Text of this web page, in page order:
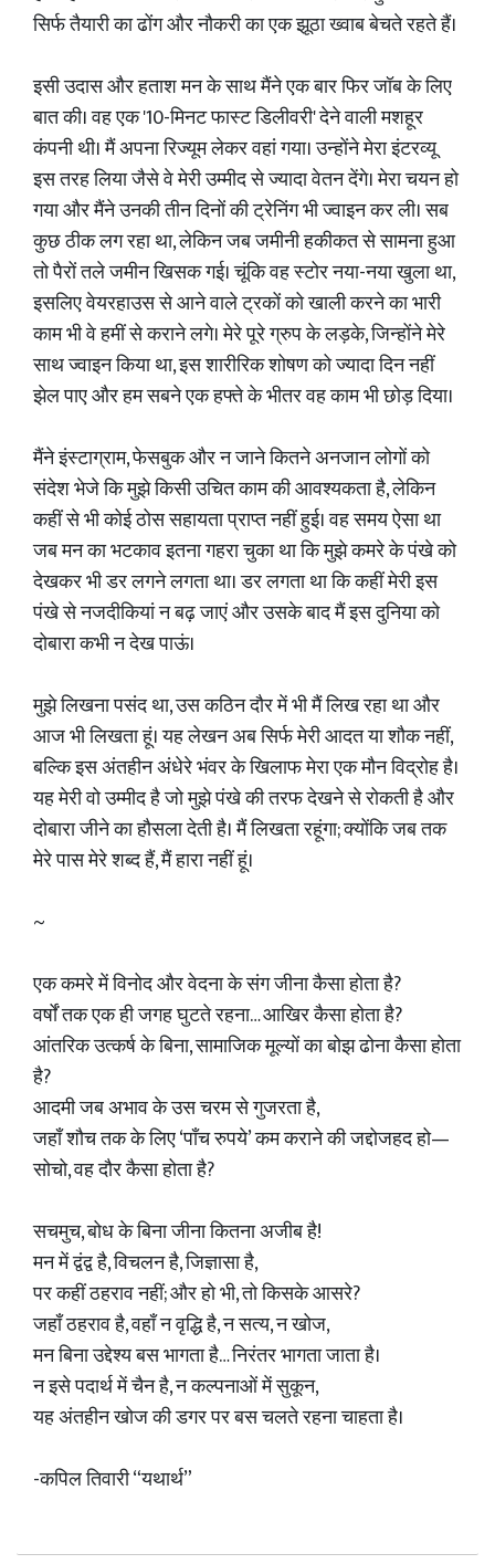
सिर्फ तैयारी का ढोंग और नौकरी का एक झूठा ख्वाब बेचते रहते हैं।
इसी उदास और हताश मन के साथ मैंने एक बार फिर जॉब के लिए
बात की। वह एक '10-मिनट फास्ट डिलीवरी' देने वाली मशहूर
कंपनी थी। मैं अपना रिज्यूम लेकर वहां गया। उन्होंने मेरा इंटरव्यू
इस तरह लिया जैसे वे मेरी उम्मीद से ज्यादा वेतन देंगे। मेरा चयन हो
गया और मैंने उनकी तीन दिनों की ट्रेनिंग भी ज्वाइन कर ली। सब
कुछ ठीक लग रहा था, लेकिन जब जमीनी हकीकत से सामना हुआ
तो पैरों तले जमीन खिसक गई। चूंकि वह स्टोर नया-नया खुला था,
इसलिए वेयरहाउस से आने वाले ट्रकों को खाली करने का भारी
काम भी वे हमीं से कराने लगे। मेरे पूरे ग्रुप के लड़के, जिन्होंने मेरे
साथ ज्वाइन किया था, इस शारीरिक शोषण को ज्यादा दिन नहीं
झेल पाए और हम सबने एक हफ्ते के भीतर वह काम भी छोड़ दिया।
मैंने इंस्टाग्राम, फेसबुक और न जाने कितने अनजान लोगों को
संदेश भेजे कि मुझे किसी उचित काम की आवश्यकता है, लेकिन
कहीं से भी कोई ठोस सहायता प्राप्त नहीं हुई। वह समय ऐसा था
जब मन का भटकाव इतना गहरा चुका था कि मुझे कमरे के पंखे को
देखकर भी डर लगने लगता था। डर लगता था कि कहीं मेरी इस
पंखे से नजदीकियां न बढ़ जाएं और उसके बाद मैं इस दुनिया को
दोबारा कभी न देख पाऊं।
मुझे लिखना पसंद था, उस कठिन दौर में भी मैं लिख रहा था और
आज भी लिखता हूं। यह लेखन अब सिर्फ मेरी आदत या शौक नहीं,
बल्कि इस अंतहीन अंधेरे भंवर के खिलाफ मेरा एक मौन विद्रोह है।
यह मेरी वो उम्मीद है जो मुझे पंखे की तरफ देखने से रोकती है और
दोबारा जीने का हौसला देती है। मैं लिखता रहूंगा; क्योंकि जब तक
मेरे पास मेरे शब्द हैं, मैं हारा नहीं हूं।
~
एक कमरे में विनोद और वेदना के संग जीना कैसा होता है?
वर्षों तक एक ही जगह घुटते रहना… आखिर कैसा होता है?
आंतरिक उत्कर्ष के बिना, सामाजिक मूल्यों का बोझ ढोना कैसा होता
है?
आदमी जब अभाव के उस चरम से गुजरता है,
जहाँ शौच तक के लिए ‘पाँच रुपये’ कम कराने की जद्दोजहद हो—
सोचो, वह दौर कैसा होता है?
सचमुच, बोध के बिना जीना कितना अजीब है!
मन में द्वंद्व है, विचलन है, जिज्ञासा है,
पर कहीं ठहराव नहीं; और हो भी, तो किसके आसरे?
जहाँ ठहराव है, वहाँ न वृद्धि है, न सत्य, न खोज,
मन बिना उद्देश्य बस भागता है… निरंतर भागता जाता है।
न इसे पदार्थ में चैन है, न कल्पनाओं में सुकून,
यह अंतहीन खोज की डगर पर बस चलते रहना चाहता है।
-कपिल तिवारी “यथार्थ”